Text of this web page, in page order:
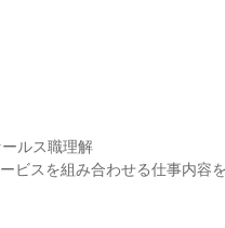
ルス職理解
ビスを組み合わせる仕事内容